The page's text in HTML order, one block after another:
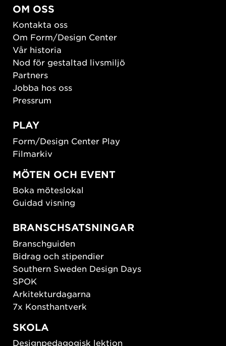
OM OSS
Kontakta oss
Om Form/Design Center
Vår historia
Nod för gestaltad livsmiljö
Partners
Jobba hos oss
Pressrum
PLAY
Form/Design Center Play
Filmarkiv
MÖTEN OCH EVENT
Boka möteslokal
Guidad visning
BRANSCHSATSNINGAR
Branschguiden
Bidrag och stipendier
Southern Sweden Design Days
SPOK
Arkitekturdagarna
7x Konsthantverk
SKOLA
Designpedagogisk lektion